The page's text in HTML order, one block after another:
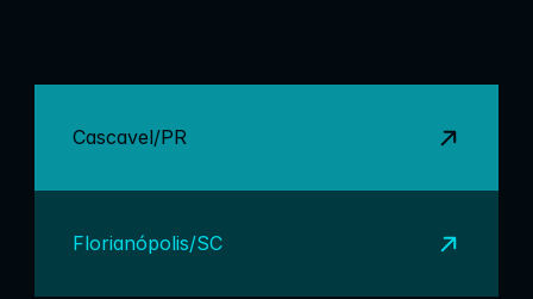
Cascavel/PR
Florianópolis/SC